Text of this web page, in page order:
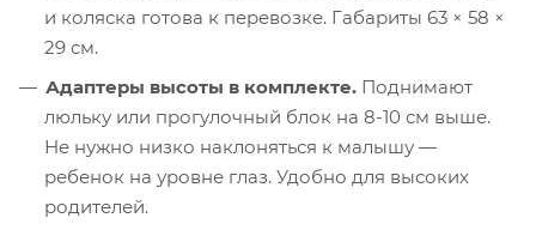
и коляска готова к перевозке. Габариты 63 × 58 ×
29 см.
Адаптеры высоты в комплекте. Поднимают
люльку или прогулочный блок на 8-10 см выше.
Не нужно низко наклоняться к малышу —
ребенок на уровне глаз. Удобно для высоких
родителей.